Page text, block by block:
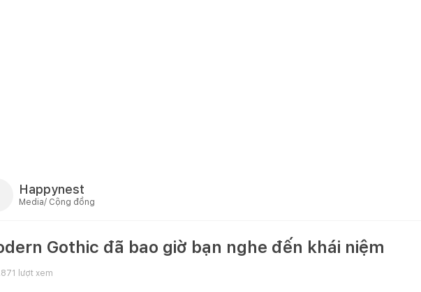
Happynest
Media/ Cộng đồng
Gothic đã bao giờ bạn nghe đến khái niệm
lượt xem